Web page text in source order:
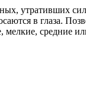
утративших
в глаза.
мелкие, средние